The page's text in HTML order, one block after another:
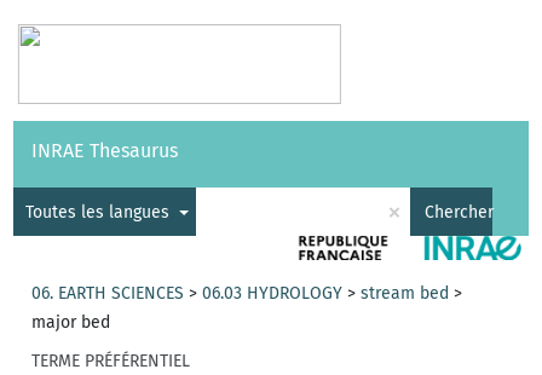
Vocabulaires API
INRAE Thesaurus
Toutes les langues × Chercher
06. EARTH SCIENCES >06.03 HYDROLOGY >stream bed >
major bed
TERME PRÉFÉRENTIEL